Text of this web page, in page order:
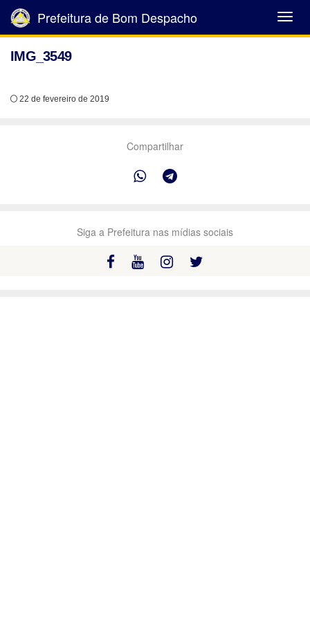
Abrir
Menu
Prefeitura de Bom Despacho
IMG_3549
22 de fevereiro de 2019
Compartilhar
Siga a Prefeitura nas mídias sociais